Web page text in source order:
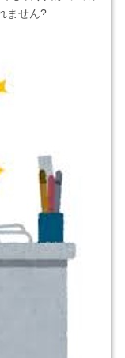
ません?